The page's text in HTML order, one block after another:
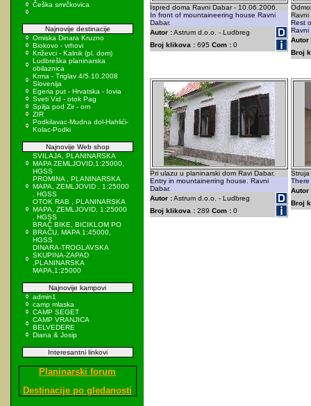
Češka smrčkovica
Najnovije destinacije
Omiska Dinara Kruzno
Biokovo - vrhovi
Križevci - Kalnik (pl. dom)
Ludbreška planinarska
obilaznica
Krma - Triglav 4/5.10.2008
Slovenija
Egeria put - Hrvatska - Iovia
Sveti Vid - otok Pag
Spilja pod Zir - om
ZIR
Podkilavac-Mudna dol-Hahlići-
Kolac-Podki
Najnovije Web shop
SVILAJA, PLANINARSKA
MAPA ZEMLJOVID,1:25000,
HGSS
PROMINA , PLANINARSKA
MAPA, ZEMLJOVID , 1:25000
, HGSS
OTOK RAB , PLANINARSKA
MAPA, ZEMLJOVID, 1:25000
, HGSS
BRAČ BIKE, BICIKLOM PO
BRAČU, MAPA 1:45000,
HGSS
DINARA-TROGLAVSKA
SKUPINA-ZAPAD
,PLANINARSKA
MAPA,1:25000
Najnovije kampovi
admin1
camp mlaska
CAMP SEGET
CAMP VRANJICA
BELVEDERE
Diana & Josip
Interesantni linkovi
Planinarski forum
Destinacije po gledanosti
Ispred doma Ravni Dabar - 10.06.2006.
In front of mountaineering house Ravni
Dabar.
Autor :Astrum d.o.o. - Ludbreg
Broj klikova : 695 Com : 0
Ravni
Rest
Ravni
Autor
Broj
Pri ulazu u planinarski dom Ravi Dabar.
Entry in mountainerring house. Ravni
Dabar.
Autor :Astrum d.o.o. - Ludbreg
Broj klikova : 289 Com : 0
Struja
There
Autor
Broj